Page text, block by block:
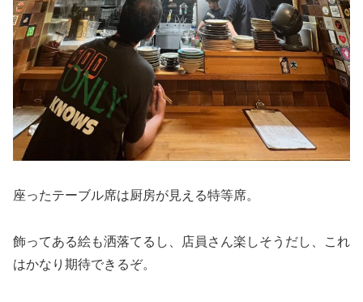
座ったテーブル席は厨房が見える特等席。
飾ってある絵も洒落てるし、店員さん楽しそうだし、これ
はかなり期待できるぞ。